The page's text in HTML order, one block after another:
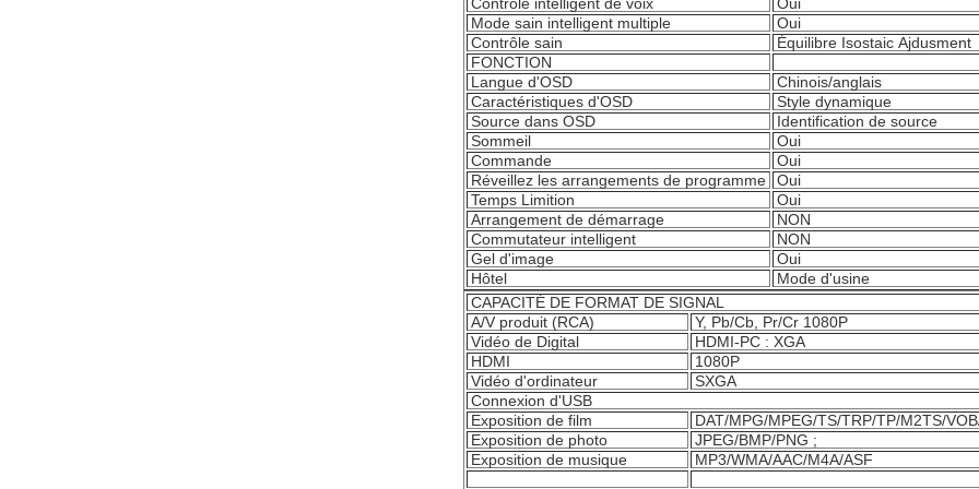
Mode sain intelligent multiple
Oui
Contrôle sain
Équilibre Isostaic Ajdusment
FONCTION
Langue d'OSD
Chinois/anglais
Caractéristiques d'OSD
Style dynamique
Source dans OSD
Identification de source
Sommeil
Oui
Commande
Oui
Réveillez les arrangements de programme
Oui
Temps Limition
Oui
Arrangement de démarrage
NON
Commutateur intelligent
NON
Gel d'image
Oui
Hôtel
Mode d'usine
CAPACITÉ DE FORMAT DE SIGNAL
A/V produit (RCA)
Y, Pb/Cb, Pr/Cr 1080P
Vidéo de Digital
HDMI-PC : XGA
HDMI
1080P
Vidéo d'ordinateur
SXGA
Connexion d'USB
Exposition de film
DAT/MPG/MPEG/TS/TRP/TP/M2TS/
Exposition de photo
JPEG/BMP/PNG ;
Exposition de musique
MP3/WMA/AAC/M4A/ASF